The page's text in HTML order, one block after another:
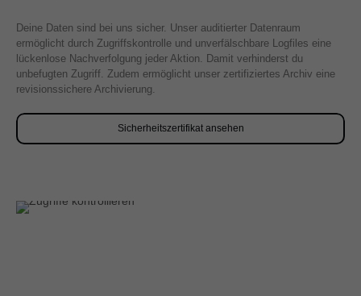
Deine Daten sind bei uns sicher. Unser auditierter Datenraum
ermöglicht durch Zugriffskontrolle und unverfälschbare Logfiles eine
lückenlose Nachverfolgung jeder Aktion. Damit verhinderst du
unbefugten Zugriff. Zudem ermöglicht unser zertifiziertes Archiv eine
revisionssichere Archivierung.
Sicherheitszertifikat ansehen